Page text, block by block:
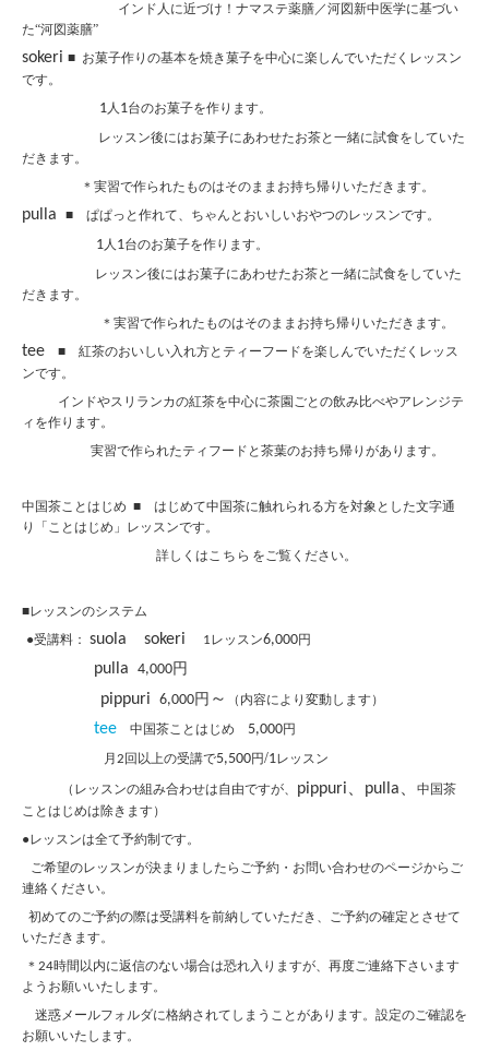
インド人に近づけ！ナマステ薬膳／河図新中医学に基づい
た“河図薬膳”
sokeri ■ お菓子作りの基本を焼き菓子を中心に楽しんでいただくレッスン
です。
1人 1台のお菓子を作ります。
レッスン後にはお菓子にあわせたお茶と一緒に試食をしていた
だきます。
＊ 実習で作られたものはそのままお持ち帰りいただきます。
pulla ■ ぱぱっと作れて、ちゃんとおいしいおやつのレッスンです。
1人 1台のお菓子を作ります。
レッスン後にはお菓子にあわせたお茶と一緒に試食をしていた
だきます。
＊ 実習で作られたものはそのままお持ち帰りいただきます。
tee ■ 紅茶のおいしい入れ方とティーフードを楽しんでいただくレッス
ンです。
インドやスリランカの紅茶を中心に茶園ごとの飲み比べやアレンジテ
ィを作ります。
実習で作られたティフードと茶葉のお持ち帰りがあります。
中国茶ことはじめ ■ はじめて中国茶に触れられる方を対象とした文字通
り「ことはじめ」レッスンです。
詳しくはこちら をご覧ください。
■レッスンのシステム
●受講料： suola sokeri 1レッスン6,000円
pulla 4,000円
pippuri 6,000円 ～ （内容により変動します）
tee 中国茶ことはじめ 5,000円
月 2 回以上の受講で5,500円/1レッスン
（レッスンの組み合わせは自由ですが、 pippuri pulla、 中国茶
ことはじめは除きます）
●レッスンは全て予約制です。
ご希望のレッスンが決まりましたらご予約・お問い合わせのページからご
連絡ください。
初めてのご予約の際は受講料を前納していただき、ご予約の確定とさせて
いただきます。
＊ 24時間以内に返信のない場合は恐れ入りますが、再度ご連絡下さいます
ようお願いいたします。
迷惑メールフォルダに格納されてしまうことがあります。設定のご確認を
お願いいたします。